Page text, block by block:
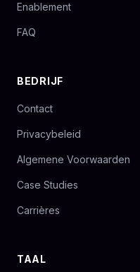
Enablement
FAQ
BEDRIJF
Contact
Privacybeleid
Algemene Voorwaarden
Case Studies
Carrières
TAAL